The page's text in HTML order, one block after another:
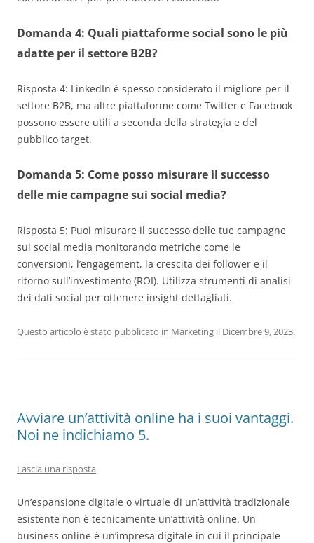
Domanda 4: Quali piattaforme social sono le più
adatte per il settore B2B?
Risposta 4: LinkedIn è spesso considerato il migliore per il
settore B2B, ma altre piattaforme come Twitter e Facebook
possono essere utili a seconda della strategia e del
pubblico target.
Domanda 5: Come posso misurare il successo
delle mie campagne sui social media?
Risposta 5: Puoi misurare il successo delle tue campagne
sui social media monitorando metriche come le
conversioni, l’engagement, la crescita dei follower e il
ritorno sull’investimento (ROI). Utilizza strumenti di analisi
dei dati social per ottenere insight dettagliati.
Questo articolo è stato pubblicato in Marketing il Dicembre 9, 2023.
Avviare un’attività online ha i suoi vantaggi.
Noi ne indichiamo 5.
Lascia una risposta
Un’espansione digitale o virtuale di un’attività tradizionale
esistente non è tecnicamente un’attività online. Un
business online è un’impresa digitale in cui il principale